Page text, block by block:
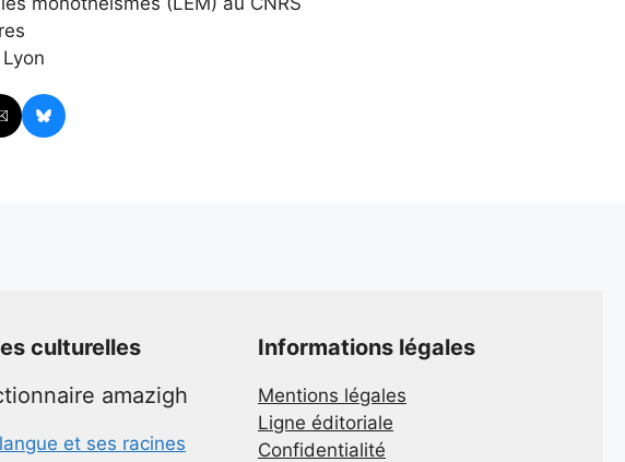
culturelles
amazigh
et ses racines
Informations légales
Mentions légales
Ligne éditoriale
Confidentialité